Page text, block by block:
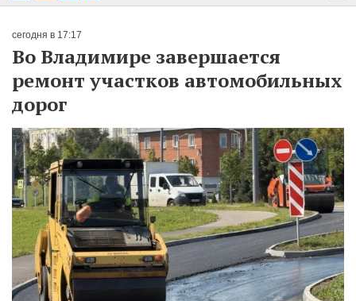
сегодня в 17:17
Во Владимире завершается
ремонт участков автомобильных
дорог